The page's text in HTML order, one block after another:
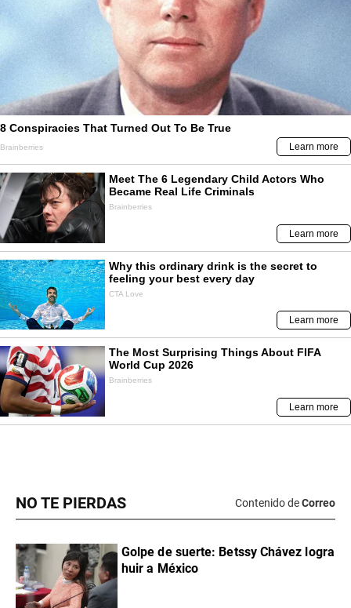
NO TE PIERDAS Contenido deCorreo
Golpe de suerte: Betssy Chávez logra
huir a México